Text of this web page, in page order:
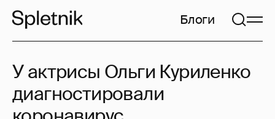
Блоги
У актрисы Ольги Куриленко
диагностировали